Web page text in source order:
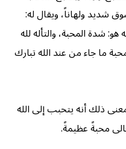
ولهاناً، ويقال له:
هو: شدة المحبة، والتأله لله
ما جاء من عند الله تبارك
ذلك أنه يتحبب إلى الله
محبةً عظيمةً.